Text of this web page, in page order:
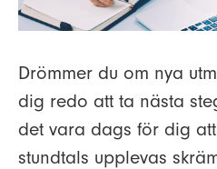
Drömmer du om nya
dig redo att ta nästa
det vara dags för dig
stundtals upplevas